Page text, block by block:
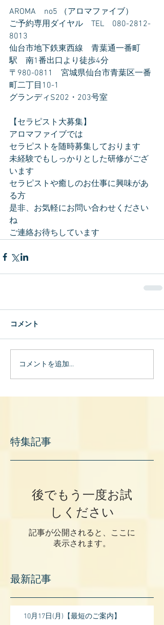
AROMA　no5 （アロマファイブ）
ご予約専用ダイヤル　TEL　080-2812-
8013
仙台市地下鉄東西線　青葉通一番町
駅　南1番出口より徒歩4分
〒980-0811　宮城県仙台市青葉区一番
町二丁目10-1
グランディS202・203号室
【セラピスト大募集】
アロマファイブでは
セラピストを随時募集しております
未経験でもしっかりとした研修がござ
います
セラピストや癒しのお仕事に興味があ
る方
是非、お気軽にお問い合わせください
ね
ご連絡お待ちしています
コメント
コメントを追加…
特集記事
後でもう一度お試
しください
記事が公開されると、ここに
表示されます。
最新記事
10月17日(月)【最短のご案内】